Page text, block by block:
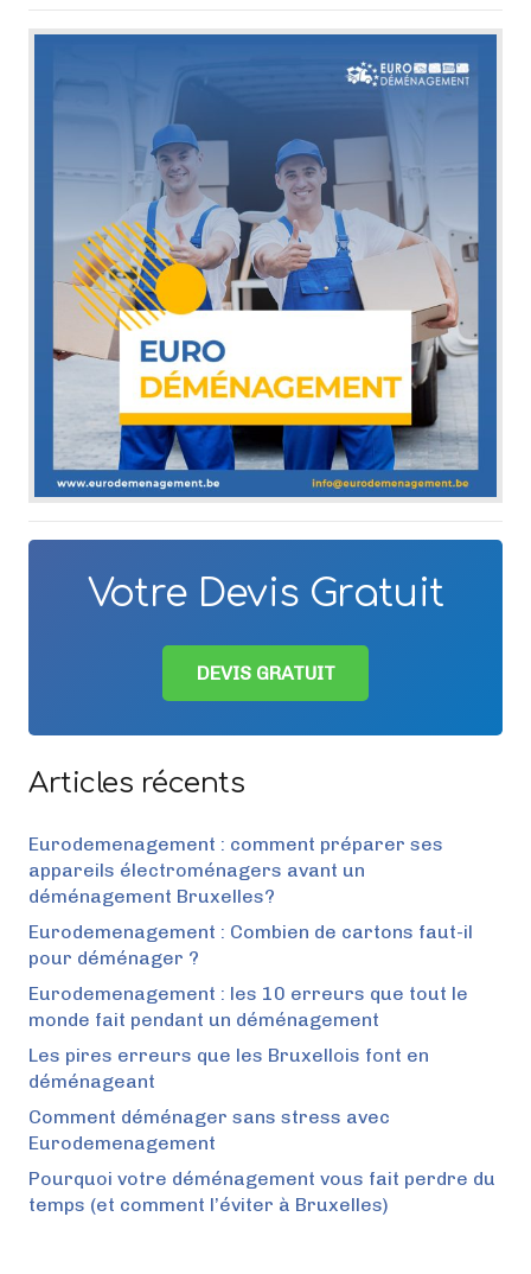
Votre Devis Gratuit
DEVIS GRATUIT
Articles récents
Eurodemenagement : comment préparer ses
appareils électroménagers avant un
déménagement Bruxelles?
Eurodemenagement : Combien de cartons faut-il
pour déménager ?
Eurodemenagement : les 10 erreurs que tout le
monde fait pendant un déménagement
Les pires erreurs que les Bruxellois font en
déménageant
Comment déménager sans stress avec
Eurodemenagement
Pourquoi votre déménagement vous fait perdre du
temps (et comment l’éviter à Bruxelles)